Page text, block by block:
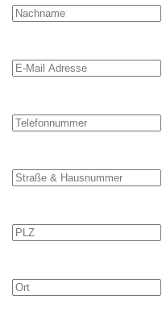
Nachname
E-Mail Adresse
Telefonnummer
Straße & Hausnummer
PLZ
Ort